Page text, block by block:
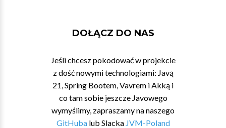
DOŁĄCZ DO NAS
Jeśli chcesz pokodować w projekcie
z dość nowymi technologiami: Javą
21, Spring Bootem, Vavrem i Akką i
co tam sobie jeszcze Javowego
wymyślimy, zapraszamy na naszego
GitHubalub Slacka JVM-Poland